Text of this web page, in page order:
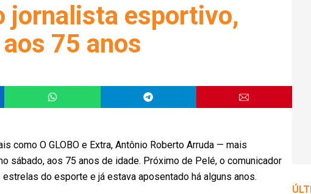
jornalista esportivo,
75 anos
como O GLOBO e Extra, Antônio Roberto Arruda — mais
sábado, aos 75 anos de idade. Próximo de Pelé, o comunicador
do esporte e já estava aposentado há alguns anos.